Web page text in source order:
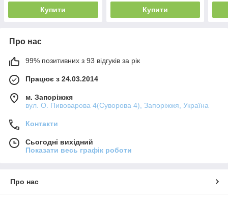
Купити Купити
Про нас
99% позитивних з 93 відгуків за рік
Працює з 24.03.2014
м. Запоріжжя
вул. О. Пивоварова 4(Суворова 4), Запоріжжя, Україна
Контакти
Сьогодні вихідний
Показати весь графік роботи
Про нас